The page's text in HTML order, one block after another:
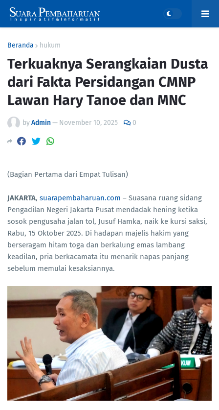
Beranda hukum
Terkuaknya Serangkaian Dusta
dari Fakta Persidangan CMNP
Lawan Hary Tanoe dan MNC
byAdmin— November 10, 2025 0
(Bagian Pertama dari Empat Tulisan)
JAKARTA, suarapembaharuan.com – Suasana ruang sidang
Pengadilan Negeri Jakarta Pusat mendadak hening ketika
sosok pengusaha jalan tol, Jusuf Hamka, naik ke kursi saksi,
Rabu, 15 Oktober 2025. Di hadapan majelis hakim yang
berseragam hitam toga dan berkalung emas lambang
keadilan, pria berkacamata itu menarik napas panjang
sebelum memulai kesaksiannya.